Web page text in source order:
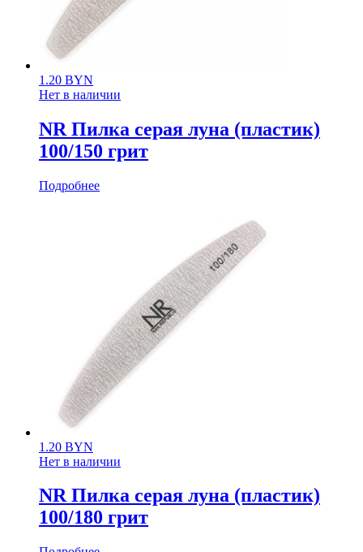
1.20 BYN
Нет в наличии
NR Пилка серая луна (пластик)
100/150 грит
Подробнее
1.20 BYN
Нет в наличии
NR Пилка серая луна (пластик)
100/180 грит